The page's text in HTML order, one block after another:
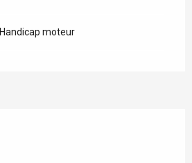
Handicap moteur